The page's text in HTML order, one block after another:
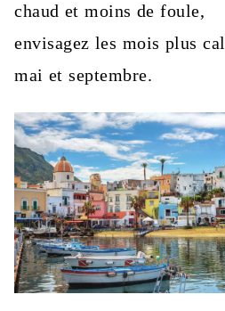
chaud et moins de foule,
envisagez les mois plus
mai et septembre.